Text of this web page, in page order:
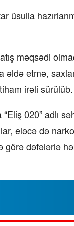
üsulla
məqsədi
etmə,
irəli sürülüb.
020” adlı
eləcə də
görə dəfələrlə
“Xətrinə
bala” –